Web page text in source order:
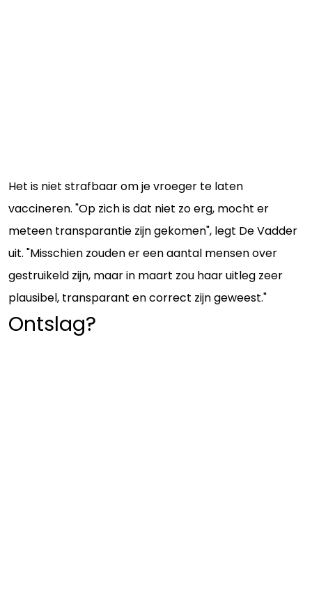
Het is niet strafbaar om je vroeger te laten
vaccineren. "Op zich is dat niet zo erg, mocht er
meteen transparantie zijn gekomen", legt De Vadder
uit. "Misschien zouden er een aantal mensen over
gestruikeld zijn, maar in maart zou haar uitleg zeer
plausibel, transparant en correct zijn geweest."
Ontslag?